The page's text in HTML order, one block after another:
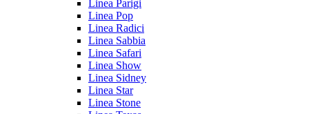
Linea Parigi
Linea Pop
Linea Radici
Linea Sabbia
Linea Safari
Linea Show
Linea Sidney
Linea Star
Linea Stone